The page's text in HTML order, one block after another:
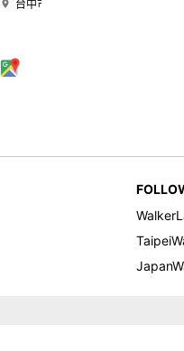
台中市南屯區大墩十一街345號